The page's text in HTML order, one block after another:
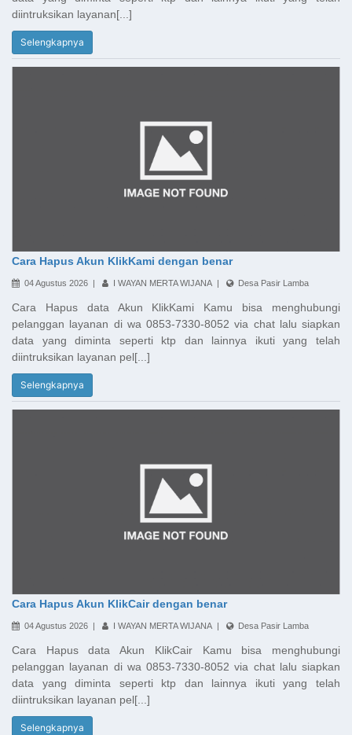
diintruksikan layanan[...]
Selengkapnya
Cara Hapus Akun KlikKami dengan benar
04 Agustus 2026 | I WAYAN MERTA WIJANA | Desa Pasir Lamba
Cara Hapus data Akun KlikKami Kamu bisa menghubungi
pelanggan layanan di wa 0853-7330-8052 via chat lalu siapkan
data yang diminta seperti ktp dan lainnya ikuti yang telah
diintruksikan layanan pel[...]
Selengkapnya
Cara Hapus Akun KlikCair dengan benar
04 Agustus 2026 | I WAYAN MERTA WIJANA | Desa Pasir Lamba
Cara Hapus data Akun KlikCair Kamu bisa menghubungi
pelanggan layanan di wa 0853-7330-8052 via chat lalu siapkan
data yang diminta seperti ktp dan lainnya ikuti yang telah
diintruksikan layanan pel[...]
Selengkapnya